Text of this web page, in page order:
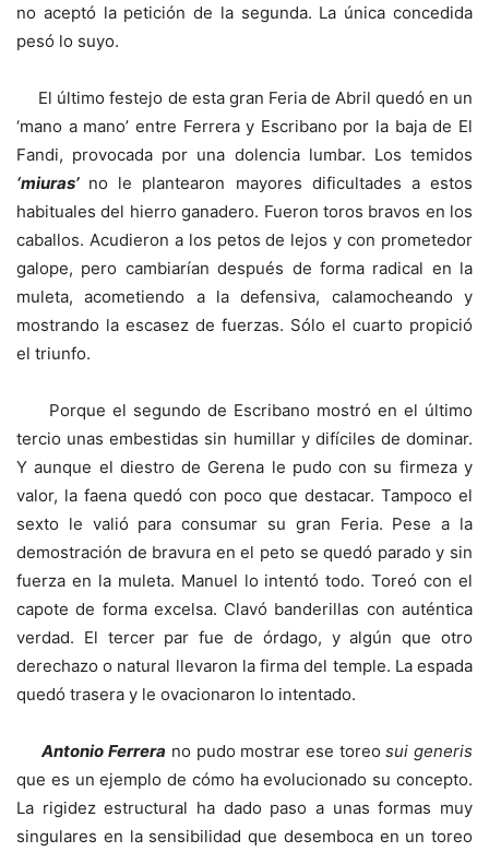
no aceptó la petición de la segunda. La única concedida
pesó lo suyo.
El último festejo de esta gran Feria de Abril quedó en un
‘mano a mano’ entre Ferrera y Escribano por la baja de El
Fandi, provocada por una dolencia lumbar. Los temidos
‘miuras’no le plantearon mayores dificultades a estos
habituales del hierro ganadero. Fueron toros bravos en los
caballos. Acudieron a los petos de lejos y con prometedor
galope, pero cambiarían después de forma radical en la
muleta, acometiendo a la defensiva, calamocheando y
mostrando la escasez de fuerzas. Sólo el cuarto propició
el triunfo.
Porque el segundo de Escribano mostró en el último
tercio unas embestidas sin humillar y difíciles de dominar.
Y aunque el diestro de Gerena le pudo con su firmeza y
valor, la faena quedó con poco que destacar. Tampoco el
sexto le valió para consumar su gran Feria. Pese a la
demostración de bravura en el peto se quedó parado y sin
fuerza en la muleta. Manuel lo intentó todo. Toreó con el
capote de forma excelsa. Clavó banderillas con auténtica
verdad. El tercer par fue de órdago, y algún que otro
derechazo o natural llevaron la firma del temple. La espada
quedó trasera y le ovacionaron lo intentado.
Antonio Ferrera no pudo mostrar ese toreosui generis
que es un ejemplo de cómo ha evolucionado su concepto.
La rigidez estructural ha dado paso a unas formas muy
singulares en la sensibilidad que desemboca en un toreo